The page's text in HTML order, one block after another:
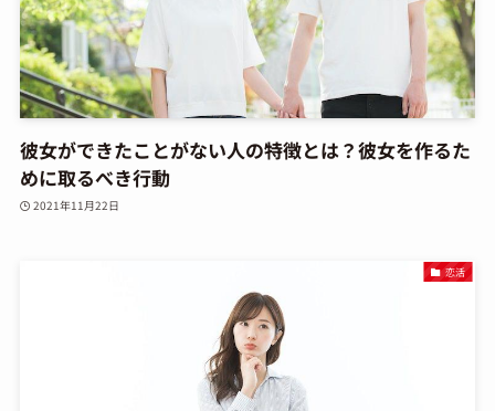
彼女ができたことがない人の特徴とは？彼女を作るた
めに取るべき行動
2021年11月22日
恋活